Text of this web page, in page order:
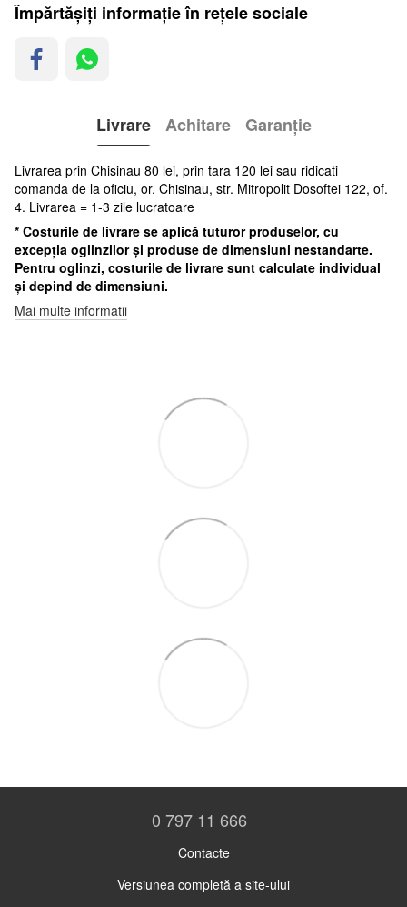
Împărtășiți informație în rețele sociale
Livrare Achitare Garanție
Livrarea prin Chisinau 80 lei, prin tara 120 lei sau ridicati
comanda de la oficiu, or. Chisinau, str. Mitropolit Dosoftei 122, of.
4. Livrarea = 1-3 zile lucratoare
* Costurile de livrare se aplică tuturor produselor, cu
excepția oglinzilor și produse de dimensiuni nestandarte.
Pentru oglinzi, costurile de livrare sunt calculate individual
și depind de dimensiuni.
Mai multe informatii
0 797 11 666
Contacte
Versiunea completă a site-ului